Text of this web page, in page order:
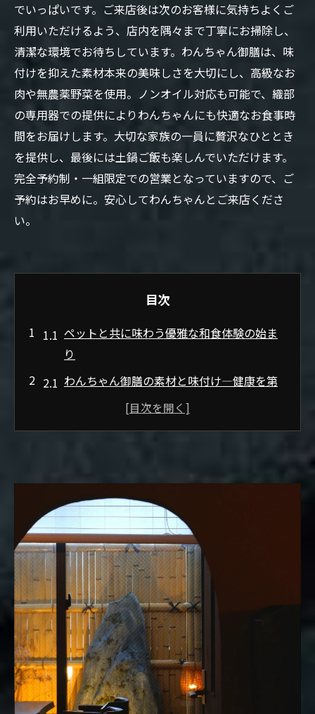
でいっぱいです。ご来店後は次のお客様に気持ちよくご
利用いただけるよう、店内を隅々まで丁寧にお掃除し、
清潔な環境でお待ちしています。わんちゃん御膳は、味
付けを抑えた素材本来の美味しさを大切にし、高級なお
肉や無農薬野菜を使用。ノンオイル対応も可能で、織部
の専用器での提供によりわんちゃんにも快適なお食事時
間をお届けします。大切な家族の一員に贅沢なひととき
を提供し、最後には土鍋ご飯も楽しんでいただけます。
完全予約制・一組限定での営業となっていますので、ご
予約はお早めに。安心してわんちゃんとご来店くださ
い。
目次
ペットと共に味わう優雅な和食体験の始ま
り
わんちゃん御膳の素材と味付け—健康を第
織部製の専用器で感じるわんちゃんへのお
完全予約制・一組限定の理由と心からのお
もてなし